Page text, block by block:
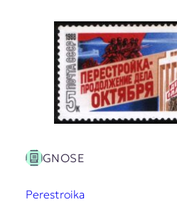
GNOSE
Perestroika